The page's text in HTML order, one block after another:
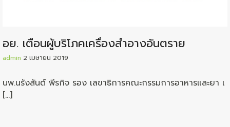
อย. เตือนผู้บริโภคเครื่องสำอางอันตราย
admin 2 เมษายน 2019
นพ.นรังสันต์ พีรกิจ รอง เลขาธิการคณะกรรมการอาหารและยา เ
[…]